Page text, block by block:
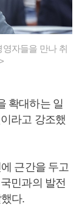
자들을 만나 취
확대하는 일
라고 강조했
근간을 두고
민과의 발전
다.